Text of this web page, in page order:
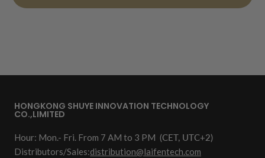
HONGKONG SHUYE INNOVATION TECHNOLOGY
CO.,LIMITED
Hour: Mon.- Fri. From 7 AM to 3 PM (CET, UTC+2)
Distributors/Sales:distribution@laifentech.com